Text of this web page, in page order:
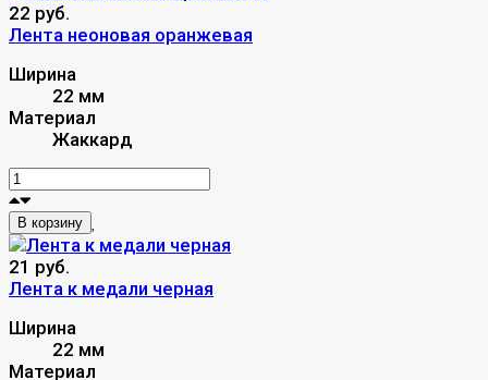
22 руб.
Лента неоновая оранжевая
Ширина
22 мм
Материал
Жаккард
В корзину
21 руб.
Лента к медали черная
Ширина
22 мм
Материал